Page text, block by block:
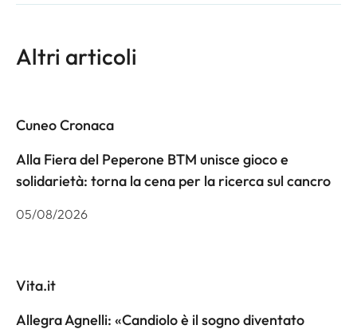
Altri articoli
Cuneo Cronaca
Alla Fiera del Peperone BTM unisce gioco e
solidarietà: torna la cena per la ricerca sul cancro
05/08/2026
Vita.it
Allegra Agnelli: «Candiolo è il sogno diventato